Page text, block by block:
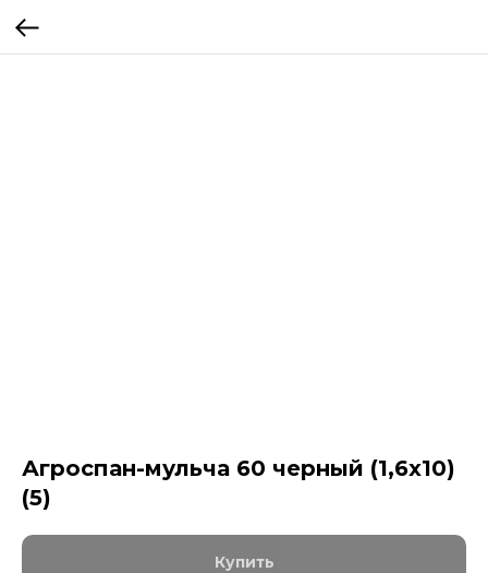
Агроспан-мульча 60 черный (1,6х10)
(5)
Купить